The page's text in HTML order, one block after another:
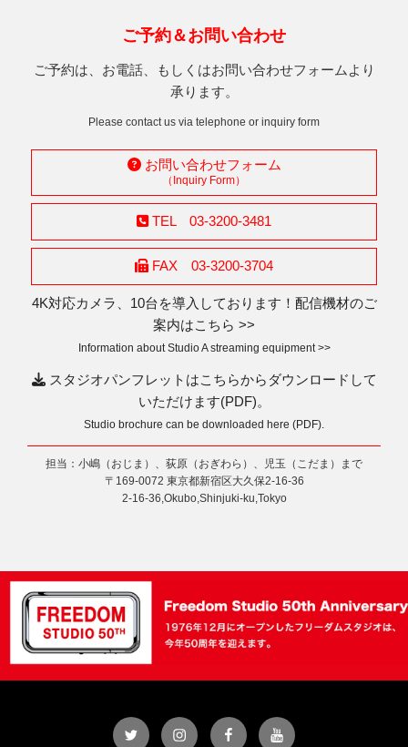
ご予約＆お問い合わせ
ご予約は、お電話、もしくはお問い合わせフォームより
承ります。
Please contact us via telephone or inquiry form
お問い合わせフォーム
（Inquiry Form）
TEL 03-3200-3481
FAX 03-3200-3704
4K対応カメラ、10台を導入しております！配信機材のご
案内はこちら >>
Information about Studio A streaming equipment >>
スタジオパンフレットはこちらからダウンロードして
いただけます(PDF)。
Studio brochure can be downloaded here (PDF).
担当：小嶋（おじま）、荻原（おぎわら）、児玉（こだま）まで
〒169-0072 東京都新宿区大久保2-16-36
2-16-36,Okubo,Shinjuki-ku,Tokyo
Twitter InstagramFacebookYouTube